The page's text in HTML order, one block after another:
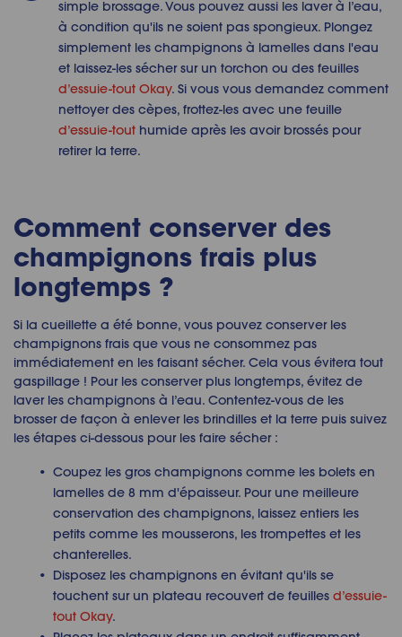
simple brossage. Vous pouvez aussi les laver à l’eau,
à condition qu'ils ne soient pas spongieux. Plongez
simplement les champignons à lamelles dans l'eau
et laissez-les sécher sur un torchon ou des feuilles
d’essuie-tout Okay. Si vous vous demandez comment
nettoyer des cèpes, frottez-les avec une feuille
d’essuie-tout humide après les avoir brossés pour
retirer la terre.
Comment conserver des
champignons frais plus
longtemps ?
Si la cueillette a été bonne, vous pouvez conserver les
champignons frais que vous ne consommez pas
immédiatement en les faisant sécher. Cela vous évitera tout
gaspillage ! Pour les conserver plus longtemps, évitez de
laver les champignons à l’eau. Contentez-vous de les
brosser de façon à enlever les brindilles et la terre puis suivez
les étapes ci-dessous pour les faire sécher :
Coupez les gros champignons comme les bolets en
lamelles de 8 mm d'épaisseur. Pour une meilleure
conservation des champignons, laissez entiers les
petits comme les mousserons, les trompettes et les
chanterelles.
Disposez les champignons en évitant qu'ils se
touchent sur un plateau recouvert de feuilles d’essuie-
tout Okay.